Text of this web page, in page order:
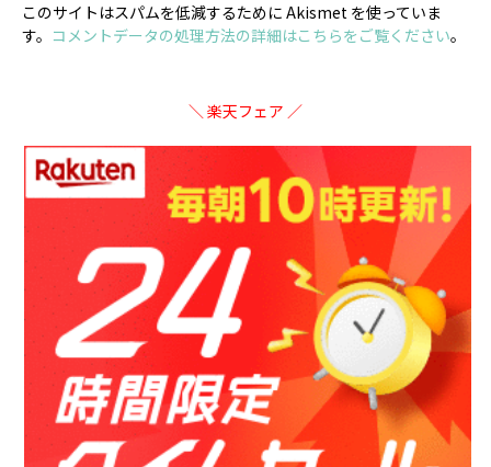
このサイトはスパムを低減するために Akismet を使っていま
す。 コメントデータの処理方法の詳細はこちらをご覧ください。
＼ 楽天フェア ／